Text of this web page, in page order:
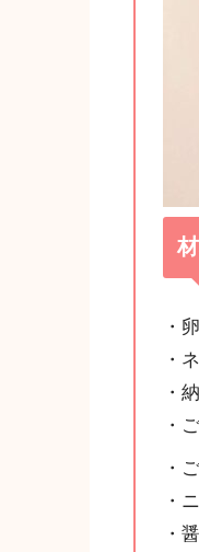
・
・
・
・
・
・
・